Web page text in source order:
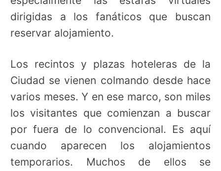
dirigidas a los fanáticos que buscan
reservar alojamiento.
Los recintos y plazas hoteleras de la
Ciudad se vienen colmando desde hace
varios meses. Y en ese marco, son miles
los visitantes que comienzan a buscar
por fuera de lo convencional. Es aquí
cuando aparecen los alojamientos
temporarios. Muchos de ellos se